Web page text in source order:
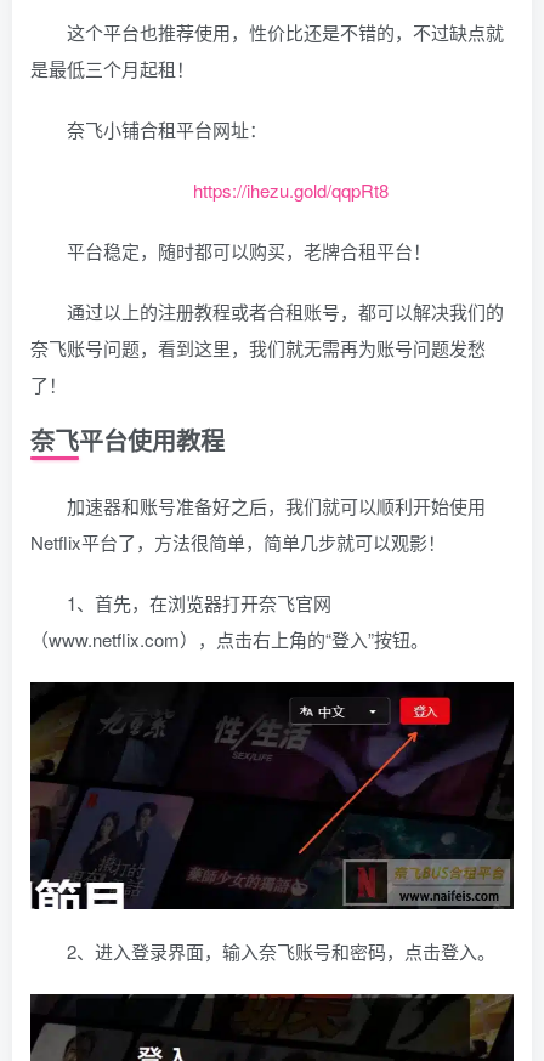
这个平台也推荐使用，性价比还是不错的，不过缺点就
是最低三个月起租！
奈飞小铺合租平台网址：
https://ihezu.gold/qqpRt8
平台稳定，随时都可以购买，老牌合租平台！
通过以上的注册教程或者合租账号，都可以解决我们的
奈飞账号问题，看到这里，我们就无需再为账号问题发愁
了！
奈飞平台使用教程
加速器和账号准备好之后，我们就可以顺利开始使用
Netflix平台了，方法很简单，简单几步就可以观影！
1、首先，在浏览器打开奈飞官网
（www.netflix.com），点击右上角的“登入”按钮。
2、进入登录界面，输入奈飞账号和密码，点击登入。